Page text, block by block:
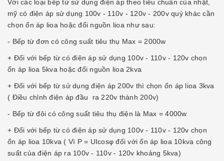
Với các loại bếp từ sử dụng điện áp theo tiêu chuẩn của nhật,
mỹ có điện áp sử dụng 100v - 110v - 120v - 200v quý khác cần
chọn ổn áp lioa hoặc đổi nguồn lioa như sau:
- Bếp từ đơn có công suất tiêu thụ Max = 2000w
+ Đối với bếp từ có điện áp sử dụng 100v - 110v - 120v chọn
ổn áp lioa 5kva hoặc đổi nguồn lioa 2kva
+ Đối với bếp từ sử dụng điện áp 200v thì chọn ổn áp lioa 3kva
( Điều chỉnh điện áp đầu ra 220v thành 200v)
- Bếp từ đôi có công suất tiêu thụ điện là Max = 4000w
+ Đối với bếp từ có điện áp sử dụng 100v - 110v - 120v chọn
ổn áp lioa 10kva ( Vì P = UIcosφ đối với ổn áp lioa 10kva công
suất của điện áp ra 100v - 110v - 120v khoảng 5kva)